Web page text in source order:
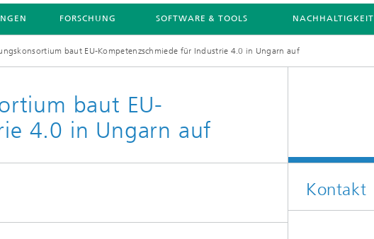
FORSCHUNG SOFTWARE & TOOLS NACHHALTIGKEIT
baut EU-Kompetenzschmiede für Industrie 4.0 in Ungarn auf
baut EU-
4.0 in Ungarn auf
Kontakt